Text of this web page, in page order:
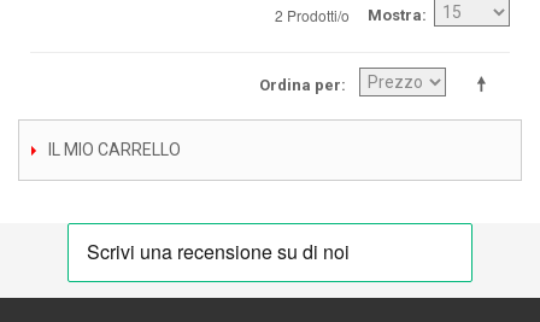
2 Prodotti/o Mostra
Ordina per
IL MIO CARRELLO